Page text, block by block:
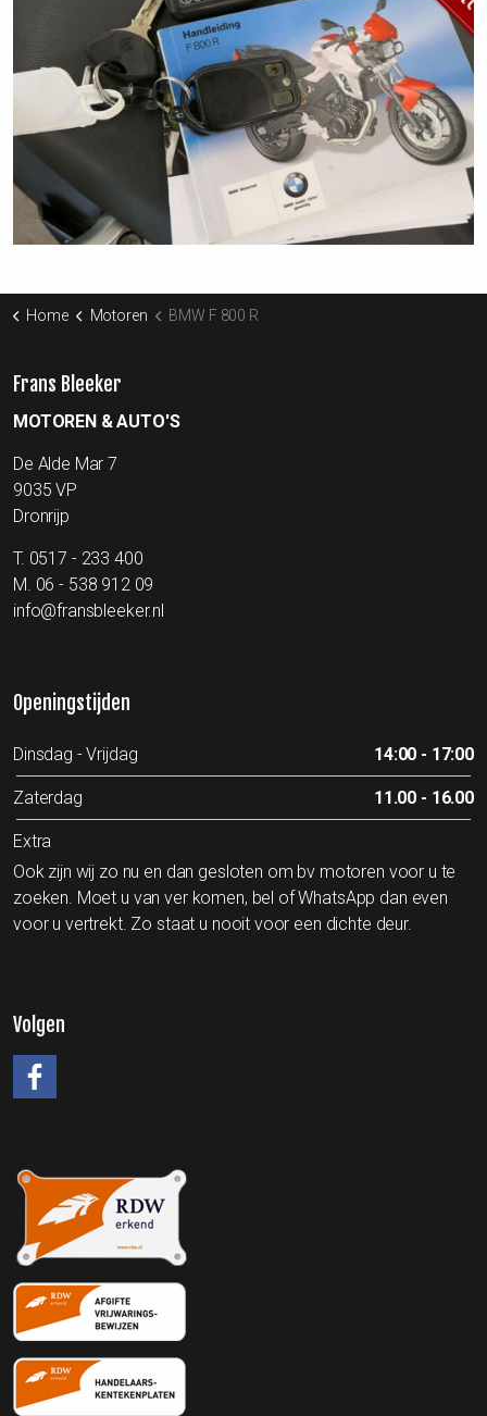
Home Motoren BMW F 800 R
Frans Bleeker
MOTOREN & AUTO'S
De Alde Mar 7
9035 VP
Dronrijp
T. 0517 - 233 400
M. 06 - 538 912 09
info@fransbleeker.nl
Openingstijden
Dinsdag - Vrijdag 14:00 - 17:00
Zaterdag 11.00 - 16.00
Extra
Ook zijn wij zo nu en dan gesloten om bv motoren voor u te
zoeken. Moet u van ver komen, bel of WhatsApp dan even
voor u vertrekt. Zo staat u nooit voor een dichte deur.
Volgen